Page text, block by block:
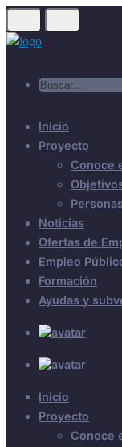
Skip
to
Inicio
Proyecto
Conoce
Noticias
Ofertas de
Empleo
Formación
Ayudas y
Inicio
Proyecto
Conoce